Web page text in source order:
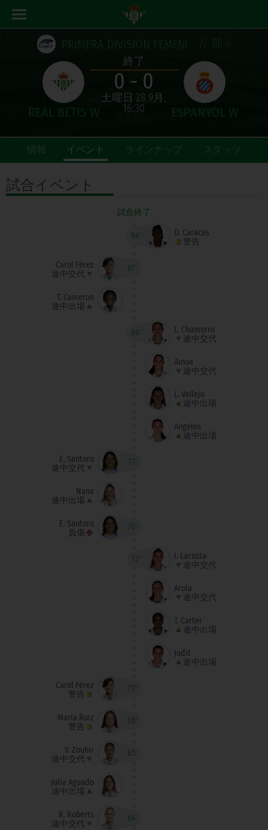
PRIMERA DIVISIÓN FEMENINA// 節 4
終了
0 - 0
土曜日 28 9月,
16:30
情報 イベント ラインナップ スタッツ
試合イベント
試合終了
94'
D. Caracas
警告
87'
Carol Férez
途中交代
T. Cameron
途中出場
84'
L. Chamorro
途中交代
Ainoa
途中交代
L. Vallejo
途中出場
Ángeles
途中出場
77'
E. Santoro
途中交代
Nana
途中出場
76'
E. Santoro
負傷
72'
I. Lacosta
途中交代
Arola
途中交代
T. Carter
途中出場
Judit
途中出場
70'
Carol Férez
警告
68'
María Ruiz
警告
65'
Y. Zouhir
途中交代
Julia Aguado
途中出場
64'
R. Roberts
途中交代